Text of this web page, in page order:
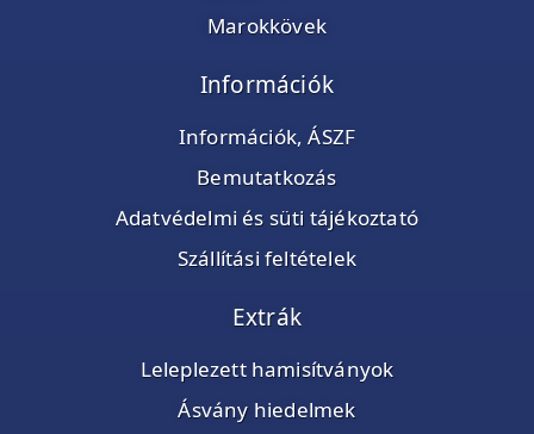
Marokkövek
Információk
Információk, ÁSZF
Bemutatkozás
Adatvédelmi és süti tájékoztató
Szállítási feltételek
Extrák
Leleplezett hamisítványok
Ásvány hiedelmek